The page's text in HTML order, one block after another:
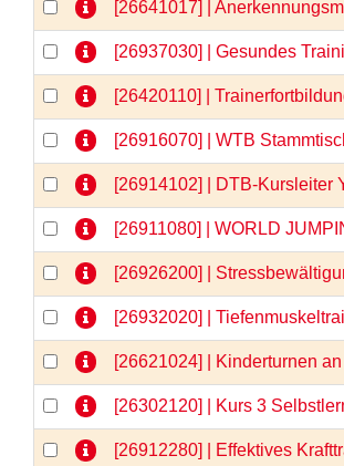
[26641017] |
[26937030] | Gesundes
[26420110] |
[26916070] | WTB
[26914102] | DTB-Kursleiter
[26911080] | WORLD
[26926200] |
[26932020] |
[26621024] | Kinderturnen
[26302120] | Kurs 3
[26912280] | Effektives